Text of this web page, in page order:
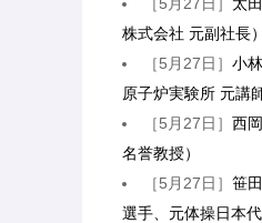
株式会社 元副社長）
［5月27日］小
原子炉実験所 元講師
［5月27日］西
名誉教授）
［5月27日］笹
選手、元体操日本代